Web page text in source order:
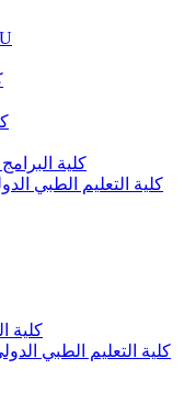
كلية
كلية التعليم الطبي
كلية
كلية التعليم الطبي